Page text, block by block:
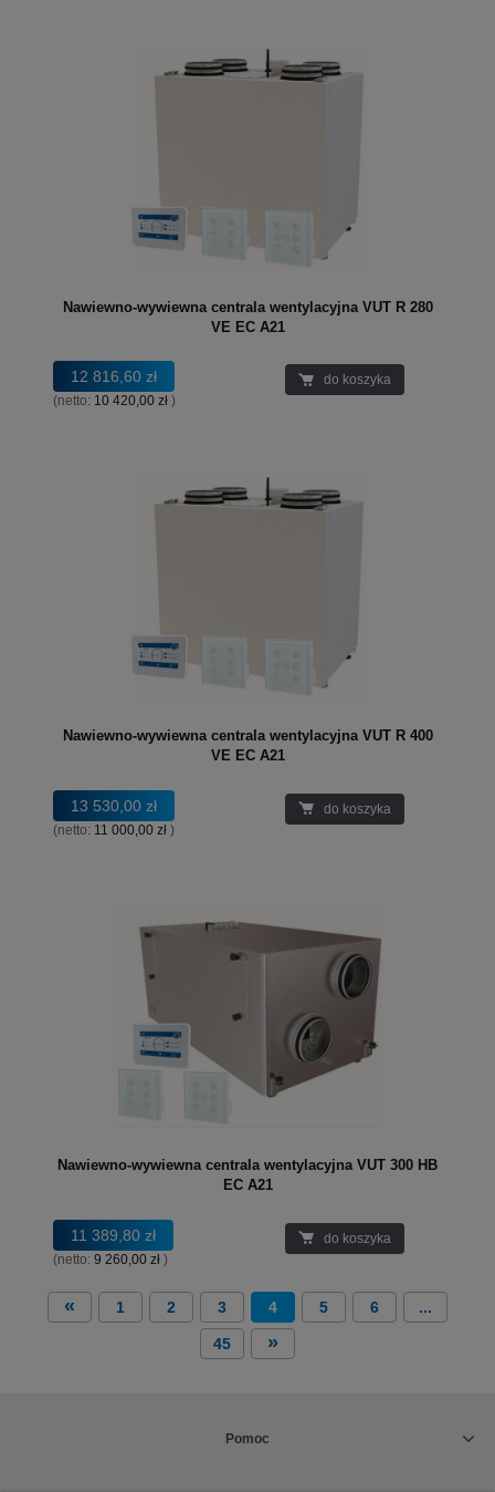
Nawiewno-wywiewna centrala wentylacyjna VUT R 280
VE EC A21
12 816,60 zł
(netto: 10 420,00 zł )
do koszyka
Nawiewno-wywiewna centrala wentylacyjna VUT R 400
VE EC A21
13 530,00 zł
(netto: 11 000,00 zł )
do koszyka
Nawiewno-wywiewna centrala wentylacyjna VUT 300 HB
EC A21
11 389,80 zł
(netto: 9 260,00 zł )
do koszyka
« 1 2 3 4 5 6 ...
45 »
Pomoc